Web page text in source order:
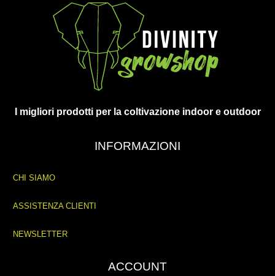
I migliori prodotti per la coltivazione indoor e outdoor
INFORMAZIONI
CHI SIAMO
ASSISTENZA CLIENTI
NEWSLETTER
ACCOUNT